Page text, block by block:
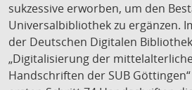
sukzessive erworben, um den
Universalbibliothek zu ergänzen.
der Deutschen Digitalen
„Digitalisierung der
Handschriften der SUB